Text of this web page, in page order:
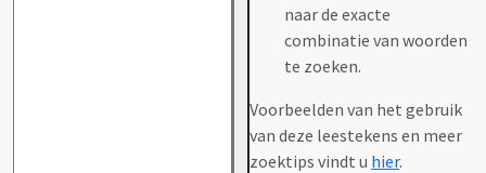
naar de exacte
combinatie van woorden
te zoeken.
Voorbeelden van het gebruik
van deze leestekens en meer
zoektips vindt u hier.